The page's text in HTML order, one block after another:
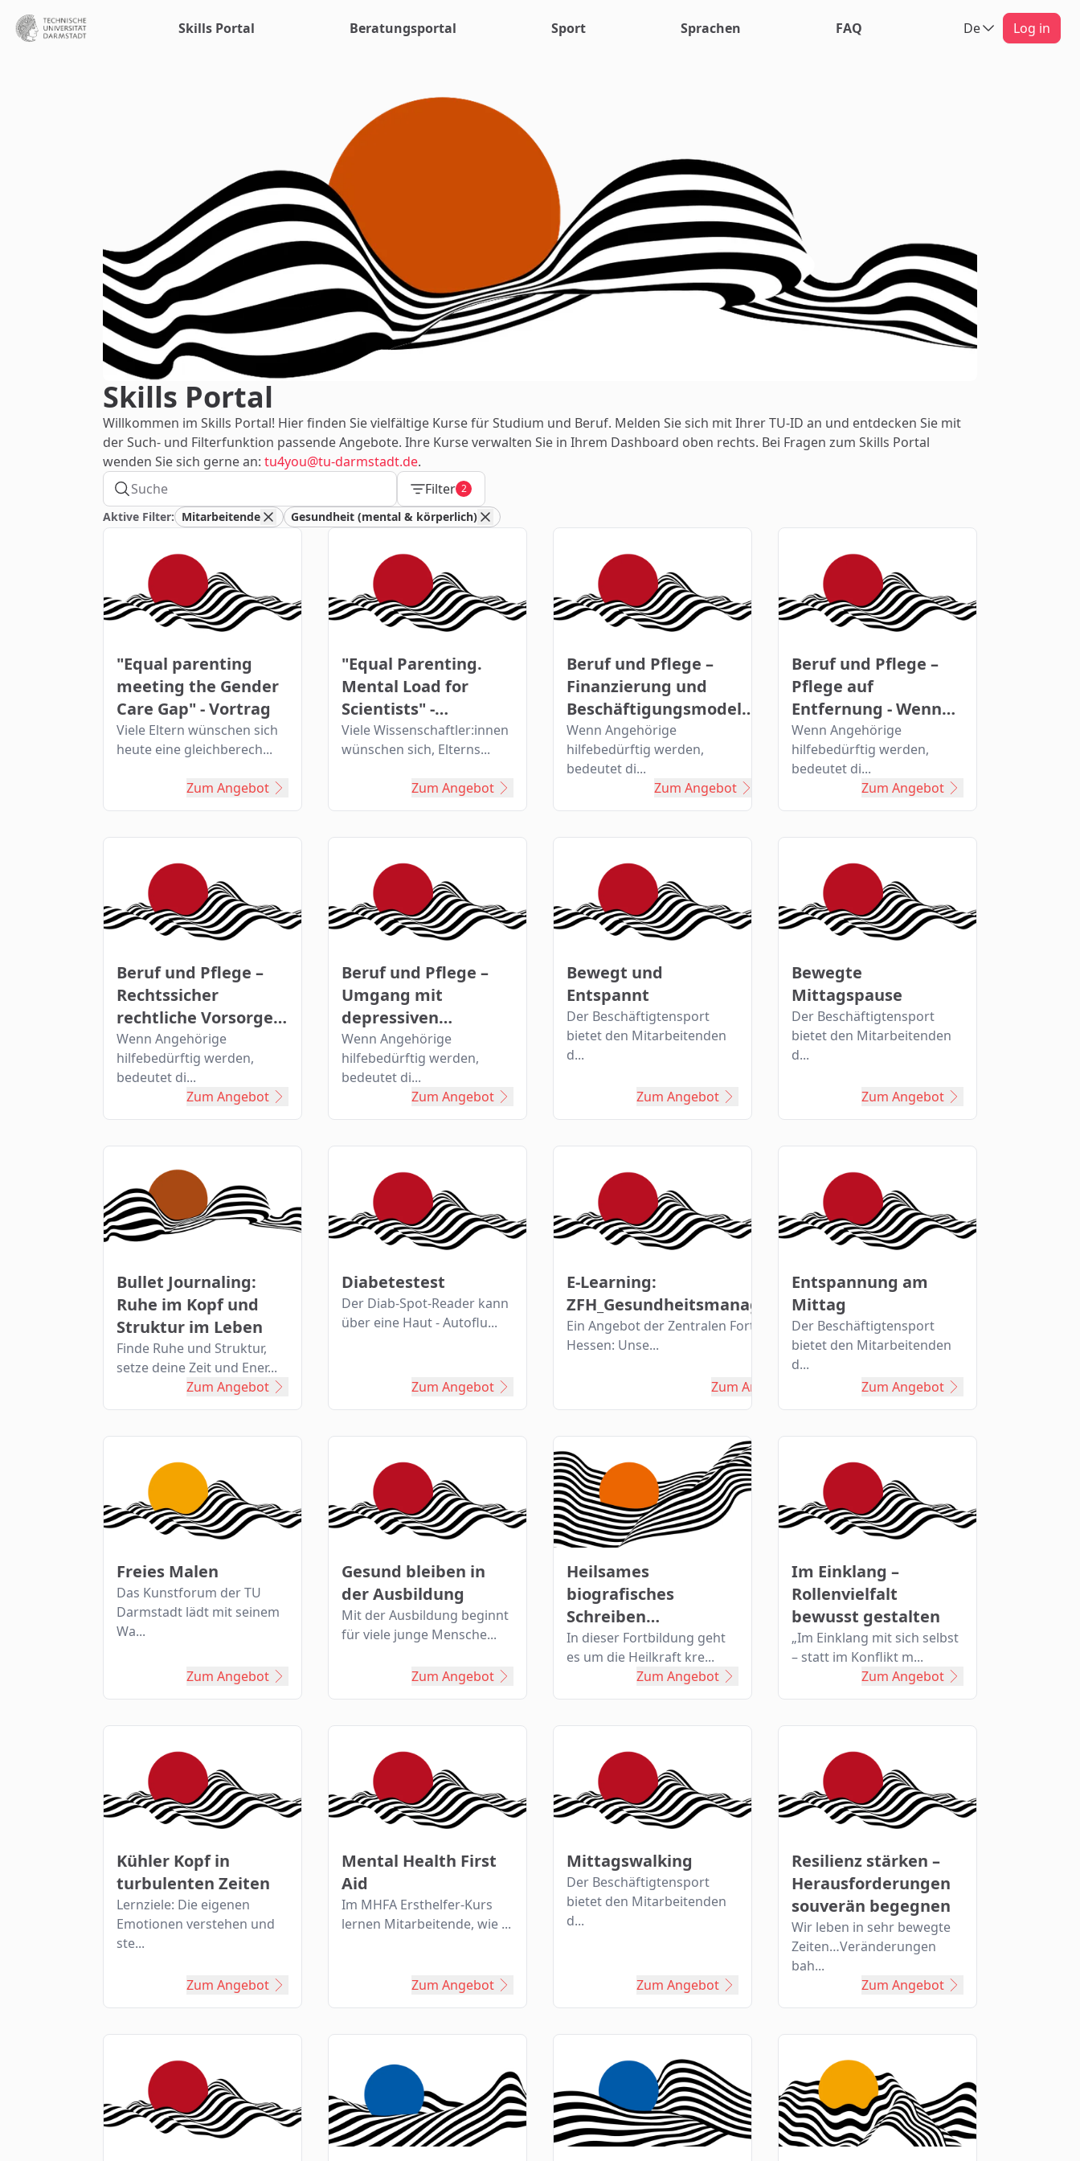
Uninow Skills Portal Beratungsportal Sport Sprachen FAQ De Log in
Skills Portal
Willkommen im Skills Portal! Hier finden Sie vielfältige Kurse für Studium und Beruf. Melden Sie sich mit Ihrer TU-ID an und entdecken Sie mit
der Such- und Filterfunktion passende Angebote. Ihre Kurse verwalten Sie in Ihrem Dashboard oben rechts. Bei Fragen zum Skills Portal
wenden Sie sich gerne an: tu4you@tu-darmstadt.de.
Filter 2
Aktive Filter: Mitarbeitende Gesundheit (mental & körperlich)
"Equal parenting
meeting the Gender
Care Gap" - Vortrag
Viele Eltern wünschen sich
heute eine gleichberech...
Zum Angebot
"Equal Parenting.
Mental Load for
Scientists" -
Workshop
Viele Wissenschaftler:innen
wünschen sich, Elterns...
Zum Angebot
Beruf und Pflege –
Finanzierung und
Beschäftigungsmodelle
fü...
Wenn Angehörige
hilfebedürftig werden,
bedeutet di...
Zum Angebot
Beruf und Pflege –
Pflege auf
Entfernung - Wenn
Angehörige h...
Wenn Angehörige
hilfebedürftig werden,
bedeutet di...
Zum Angebot
Beruf und Pflege –
Rechtssicher
rechtliche Vorsorge
treffen ...
Wenn Angehörige
hilfebedürftig werden,
bedeutet di...
Zum Angebot
Beruf und Pflege –
Umgang mit
depressiven
Erkrankungen -
Wen...
Wenn Angehörige
hilfebedürftig werden,
bedeutet di...
Zum Angebot
Bewegt und
Entspannt
Der Beschäftigtensport
bietet den Mitarbeitenden
d...
Zum Angebot
Bewegte
Mittagspause
Der Beschäftigtensport
bietet den Mitarbeitenden
d...
Zum Angebot
Bullet Journaling:
Ruhe im Kopf und
Struktur im Leben
Finde Ruhe und Struktur,
setze deine Zeit und Ener...
Zum Angebot
Diabetestest
Der Diab-Spot-Reader kann
über eine Haut - Autoflu...
Zum Angebot
E-Learning:
ZFH_Gesundheitsmanagement
Ein Angebot der Zentralen Fortbildung
Hessen: Unse...
Zum Angebot
Entspannung am
Mittag
Der Beschäftigtensport
bietet den Mitarbeitenden
d...
Zum Angebot
Freies Malen
Das Kunstforum der TU
Darmstadt lädt mit seinem
Wa...
Zum Angebot
Gesund bleiben in
der Ausbildung
Mit der Ausbildung beginnt
für viele junge Mensche...
Zum Angebot
Heilsames
biografisches
Schreiben
(Fortbildung)
In dieser Fortbildung geht
es um die Heilkraft kre...
Zum Angebot
Im Einklang –
Rollenvielfalt
bewusst gestalten
„Im Einklang mit sich selbst
– statt im Konflikt m...
Zum Angebot
Kühler Kopf in
turbulenten Zeiten
Lernziele: Die eigenen
Emotionen verstehen und
ste...
Zum Angebot
Mental Health First
Aid
Im MHFA Ersthelfer-Kurs
lernen Mitarbeitende, wie ...
Zum Angebot
Mittagswalking
Der Beschäftigtensport
bietet den Mitarbeitenden
d...
Zum Angebot
Resilienz stärken –
Herausforderungen
souverän begegnen
Wir leben in sehr bewegte
Zeiten…Veränderungen
bah...
Zum Angebot